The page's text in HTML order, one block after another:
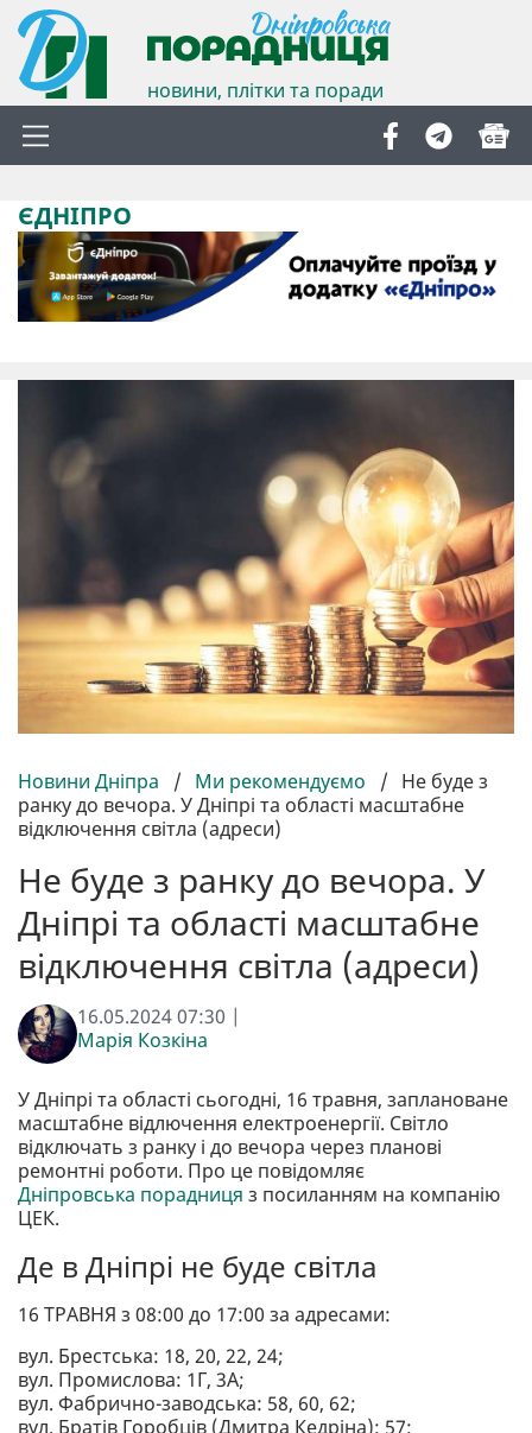
новини, плітки та поради
ЄДНІПРО
Новини Дніпра / Ми рекомендуємо / Не буде з
ранку до вечора. У Дніпрі та області масштабне
відключення світла (адреси)
Не буде з ранку до вечора. У
Дніпрі та області масштабне
відключення світла (адреси)
16.05.2024 07:30 |
Марія Козкіна
У Дніпрі та області сьогодні, 16 травня, заплановане
масштабне відлючення електроенергії. Світло
відключать з ранку і до вечора через планові
ремонтні роботи. Про це повідомляє
Дніпровська порадниця з посиланням на компанію
ЦЕК.
Де в Дніпрі не буде світла
16 ТРАВНЯ з 08:00 до 17:00 за адресами:
вул. Брестська: 18, 20, 22, 24;
вул. Промислова: 1Г, 3А;
вул. Фабрично-заводська: 58, 60, 62;
вул. Братів Горобців (Дмитра Кедріна): 57;